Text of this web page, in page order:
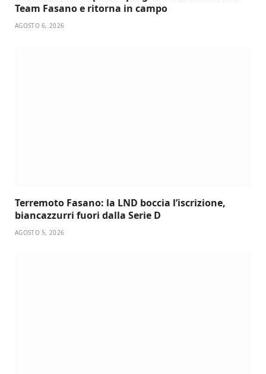
Team Fasano e ritorna in campo
AGOSTO 6, 2026
Terremoto Fasano: la LND boccia l’iscrizione,
biancazzurri fuori dalla Serie D
AGOSTO 5, 2026